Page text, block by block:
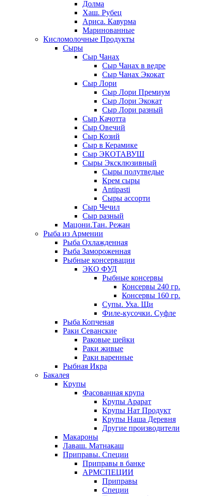
Долма
Хаш. Рубец
Ариса. Кавурма
Маринованные
Кисломолочные Продукты
Сыры
Сыр Чанах
Сыр Чанах в ведре
Сыр Чанах Экокат
Сыр Лори
Сыр Лори Премиум
Сыр Лори Экокат
Сыр Лори разный
Сыр Качотта
Сыр Овечий
Сыр Козий
Сыр в Керамике
Сыр ЭКОТАВУШ
Сыры Эксклюзивный
Сыры полутведые
Крем сыры
Antipasti
Сыры ассорти
Сыр Чечил
Сыр разный
Мацони.Тан. Режан
Рыба из Армении
Рыба Охлажденная
Рыба Замороженная
Рыбные консервации
ЭКО ФУД
Рыбные консервы
Консервы 240 гр.
Консервы 160 гр.
Супы. Уха. Щи
Филе-кусочки. Суфле
Рыба Копченая
Раки Севанские
Раковые шейки
Раки живые
Раки варенные
Рыбная Икра
Бакалея
Крупы
Фасованная крупа
Крупы Арарат
Крупы Нат Продукт
Крупы Наша Деревня
Другие производители
Макароны
Лаваш. Матнакаш
Приправы. Специи
Приправы в банке
АРМСПЕЦИИ
Приправы
Специи